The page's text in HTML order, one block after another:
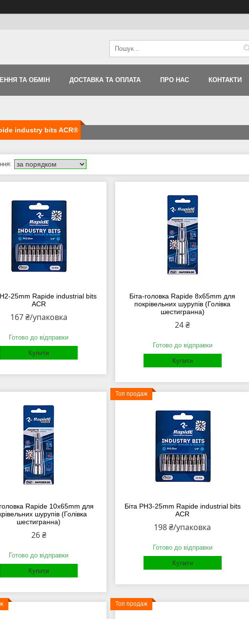
ТА ОБМІН ДОСТАВКА ТА ОПЛАТА ПРО НАС КОНТАКТИ
industry bits ACR®
25mm Rapide industrial bits
ACR
167 ₴/упаковка
Готово до відправки
Купити
Біта-головка Rapide 8x65mm для
покрівельних шурупів (Голівка
шестигранна)
24 ₴
Готово до відправки
Купити
Rapide 10x65mm для
шурупів (Голівка
шестигранна)
26 ₴
Готово до відправки
Купити
Топ продаж
Біта PH3-25mm Rapide industrial bits
ACR
198 ₴/упаковка
Готово до відправки
Купити
Топ продаж